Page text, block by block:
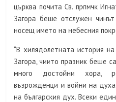
църква почита Св. прпмчк
Загора беше отслужен
носещ името на небесния
“В хилядолетната история
Загора, чиито празник беше
много достойни хора,
възрожденци и войни на
на българския дух. Всеки